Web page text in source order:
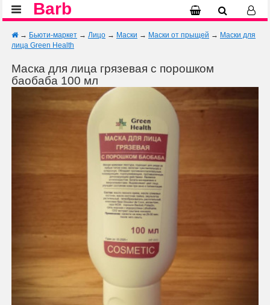
Barb
→ Бьюти-маркет → Лицо → Маски → Маски от прыщей → Маски для
лица Green Health
Маска для лица грязевая с порошком
баобаба 100 мл